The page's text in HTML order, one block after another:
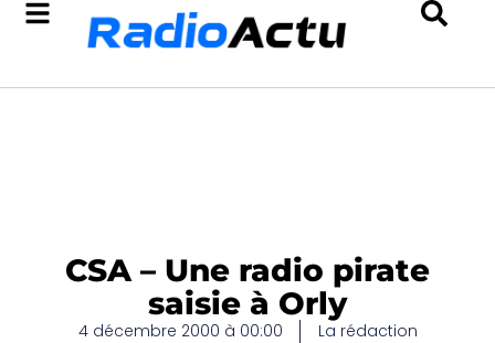
CSA – Une radio pirate
saisie à Orly
4 décembre 2000 à 00:00 La rédaction